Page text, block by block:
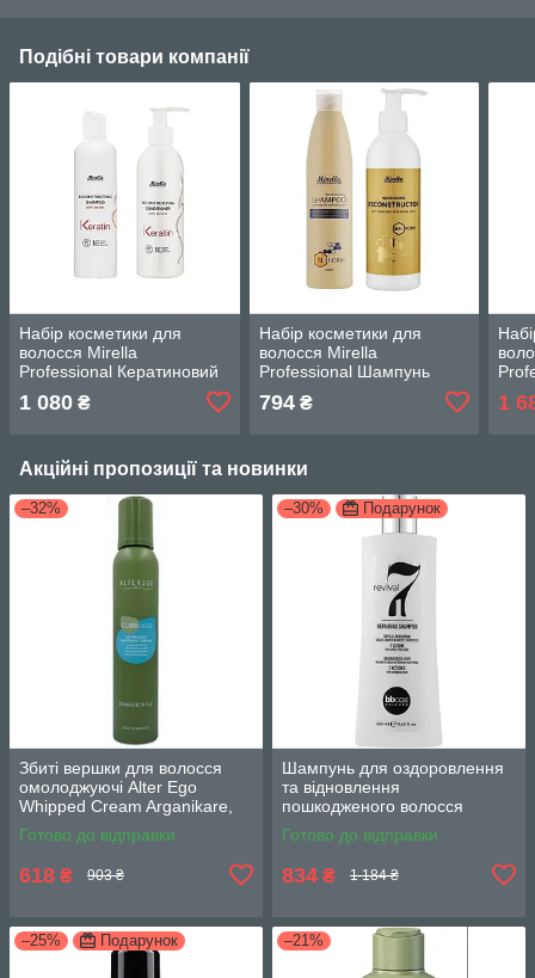
Подібні товари компанії
Набір косметики для
волосся Mirella
Professional Кератиновий
Кондиціонер кератиновий
1 080 ₴
Набір косметики для
волосся Mirella
Professional Шампунь
відновлювальний 250 мл +
Крем відновлювальний
794₴ 1
Акційні пропозиції та новинки
–32%
Збиті вершки для волосся
омолоджуючі Alter Ego
Whipped Cream Arganikare,
200 мл
Готово до відправки
618 ₴ 903 ₴
–30% Подарунок
Шампунь для оздоровлення
та відновлення
пошкодженого волосся
BBCOS Revival 7/1 250 мл
Готово до відправки
834 ₴ 1 184 ₴
–25% Подарунок –21%